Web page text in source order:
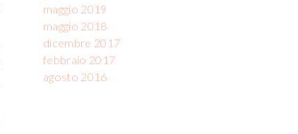
maggio 2019
maggio 2018
dicembre 2017
febbraio 2017
agosto 2016